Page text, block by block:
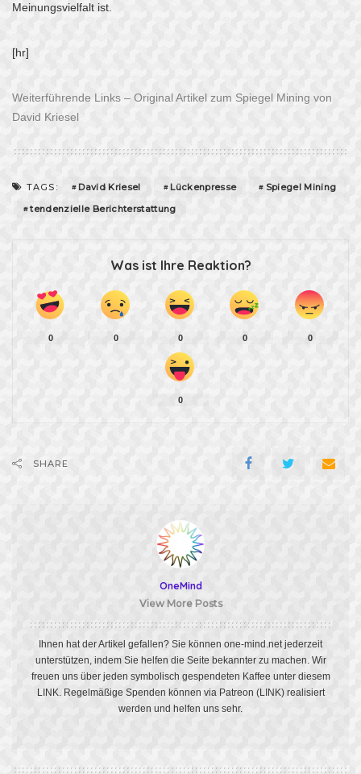
Meinungsvielfalt ist.
[hr]
Weiterführende Links – Original Artikel zum Spiegel Mining von
David Kriesel
TAGS: David Kriesel Lückenpresse
Spiegel Mining
tendenzielle Berichterstattung
Was ist Ihre Reaktion?
0 0 0 0 0
0
SHARE
OneMind
View More Posts
Ihnen hat der Artikel gefallen? Sie können one-mind.net jederzeit
unterstützen, indem Sie helfen die Seite bekannter zu machen. Wir
freuen uns über jeden symbolisch gespendeten Kaffee unter diesem
LINK. Regelmäßige Spenden können via Patreon (LINK)realisiert
werden und helfen uns sehr.